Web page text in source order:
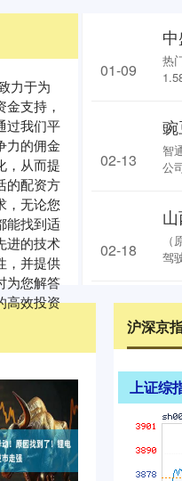
力于为
支持，
过我们平
力的佣金
，从而提
的配资方
，无论您
能找到适
进的技术
，并提供
为您解答
高效投资
热
01-09
智
公
02-13
驾
02-18
沪深京
上证综